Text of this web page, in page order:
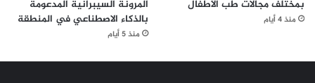
بمختلف مجالات طب الأطفال
منذ 4 أيام
المرونة السيبرانية المدعومة
بالذكاء الاصطناعي في المنطقة
منذ 5 أيام